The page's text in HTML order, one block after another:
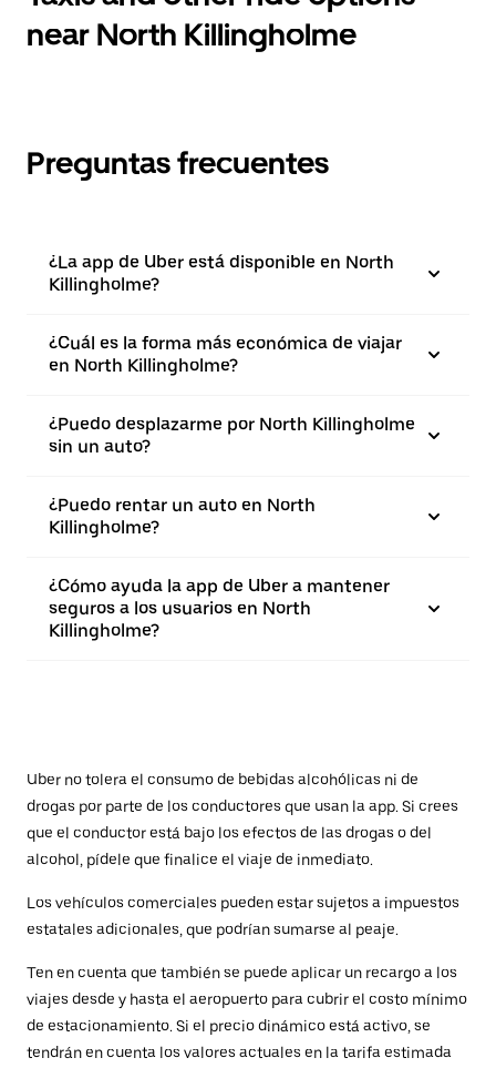
near North Killingholme
Preguntas frecuentes
¿La app de Uber está disponible en North
Killingholme?
¿Cuál es la forma más económica de viajar
en North Killingholme?
¿Puedo desplazarme por North Killingholme
sin un auto?
¿Puedo rentar un auto en North
Killingholme?
¿Cómo ayuda la app de Uber a mantener
seguros a los usuarios en North
Killingholme?
Uber no tolera el consumo de bebidas alcohólicas ni de
drogas por parte de los conductores que usan la app. Si crees
que el conductor está bajo los efectos de las drogas o del
alcohol, pídele que finalice el viaje de inmediato.
Los vehículos comerciales pueden estar sujetos a impuestos
estatales adicionales, que podrían sumarse al peaje.
Ten en cuenta que también se puede aplicar un recargo a los
viajes desde y hasta el aeropuerto para cubrir el costo mínimo
de estacionamiento. Si el precio dinámico está activo, se
tendrán en cuenta los valores actuales en la tarifa estimada